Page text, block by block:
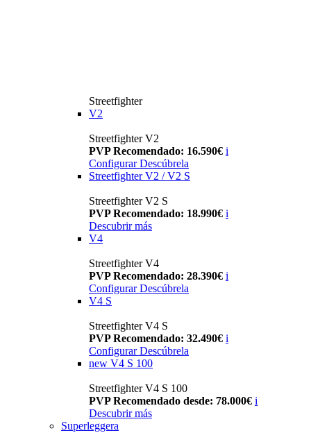
Streetfighter
V2
Streetfighter V2
PVP Recomendado: 16.590€ i
Configurar Descúbrela
Streetfighter V2 / V2 S
Streetfighter V2 S
PVP Recomendado: 18.990€ i
Descubrir más
V4
Streetfighter V4
PVP Recomendado: 28.390€ i
Configurar Descúbrela
V4 S
Streetfighter V4 S
PVP Recomendado: 32.490€ i
Configurar Descúbrela
new V4 S 100
Streetfighter V4 S 100
PVP Recomendado desde: 78.000€ i
Descubrir más
Superleggera